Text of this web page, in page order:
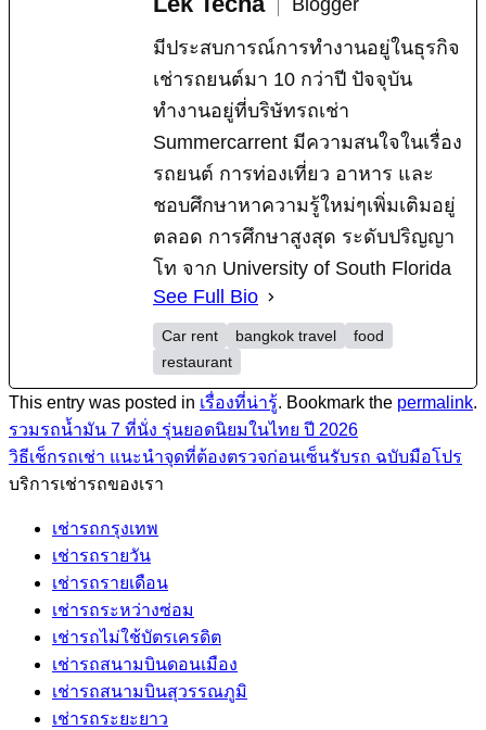
มีประสบการณ์การทำงานอยู่ในธุรกิจ
เช่ารถยนต์มา 10 กว่าปี ปัจจุบัน
ทำงานอยู่ที่บริษัทรถเช่า
Summercarrent มีความสนใจในเรื่อง
รถยนต์ การท่องเที่ยว อาหาร และ
ชอบศึกษาหาความรู้ใหม่ๆเพิ่มเติมอยู่
ตลอด การศึกษาสูงสุด ระดับปริญญา
โท จาก University of South Florida
See Full Bio
Car rent bangkok travel
food
restaurant
This entry was posted in เรื่องที่น่ารู้. Bookmark the permalink.
รวมรถน้ำมัน 7 ที่นั่ง รุ่นยอดนิยมในไทย ปี 2026
วิธีเช็กรถเช่า แนะนำจุดที่ต้องตรวจก่อนเซ็นรับรถ ฉบับมือโปร
บริการเช่ารถของเรา
เช่ารถกรุงเทพ
เช่ารถรายวัน
เช่ารถรายเดือน
เช่ารถระหว่างซ่อม
เช่ารถไม่ใช้บัตรเครดิต
เช่ารถสนามบินดอนเมือง
เช่ารถสนามบินสุวรรณภูมิ
เช่ารถระยะยาว